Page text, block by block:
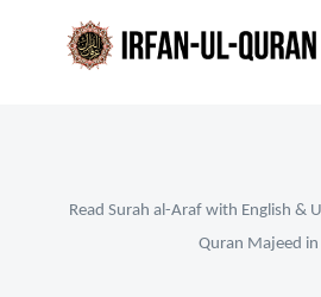
Read Surah al-Araf with English &
Quran Majeed